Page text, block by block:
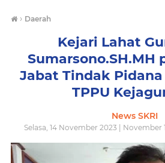
› Daerah
Kejari Lahat
Sumarsono.SH.MH
Jabat Tindak
TPPU
News SKRI
Selasa, 14 November 2023 | November